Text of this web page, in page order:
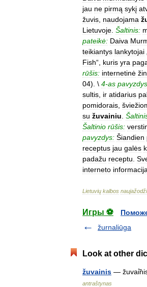
jau ne pirmą sykį
žuvis naudojama
Lietuvoje Šaltinis:
pateikė: Daiva
teikiantys lankytojai
Fish“, kuris yra
rūšis: internetinė
04). \ 4-as
sultis ir atidarius
pomidorais
su žuvainiu
Šaltinio rūšis:
pavyzdys: Šiandien
receptus jau galės
padažu receptu
interneto informacija
Lietuvių kalbos
Игры ⚽
žurnaliūga
Look at other
žuvainis —
antraštynas